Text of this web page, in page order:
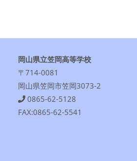
岡山県立笠岡高等学校
〒714-0081
岡山県笠岡市笠岡3073-2
0865-62-5128
FAX:0865-62-5541